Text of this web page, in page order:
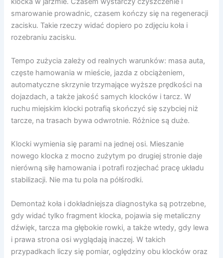
smarowanie prowadnic, czasem kończy się na regeneracji
zacisku. Takie rzeczy widać dopiero po zdjęciu koła i
rozebraniu zacisku.
Tempo zużycia zależy od realnych warunków: masa auta,
częste hamowania w mieście, jazda z obciążeniem,
automatyczne skrzynie trzymające wyższe prędkości na
dojazdach, a także jakość samych klocków i tarcz. W
ruchu miejskim klocki potrafią skończyć się szybciej niż
tarcze, na trasach bywa odwrotnie. Różnice są duże.
Klocki wymienia się parami na jednej osi. Mieszanie
nowego klocka z mocno zużytym po drugiej stronie daje
nierówną siłę hamowania i potrafi rozjechać pracę układu
stabilizacji. Nie ma tu pola na półśrodki.
Demontaż koła i dokładniejsza diagnostyka są potrzebne,
gdy widać tylko fragment klocka, pojawia się metaliczny
dźwięk, tarcza ma głębokie rowki, a także wtedy, gdy lewa
i prawa strona osi wyglądają inaczej. W takich
przypadkach liczy się pomiar, oględziny obu klocków oraz